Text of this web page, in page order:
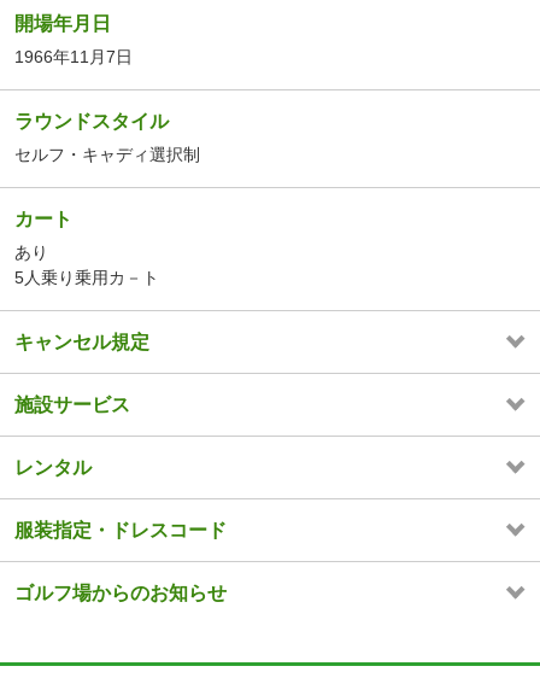
開場年月日
1966年11月7日
ラウンドスタイル
セルフ・キャディ選択制
カート
あり
5人乗り乗用カ－ト
キャンセル規定
施設サービス
レンタル
服装指定・ドレスコード
ゴルフ場からのお知らせ